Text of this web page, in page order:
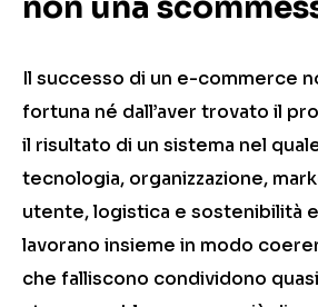
Il successo di un e-commerce
fortuna né dall’aver trovato il
il risultato di un sistema nel
tecnologia, organizzazione,
utente, logistica e sostenibilità
lavorano insieme in modo
che falliscono condividono